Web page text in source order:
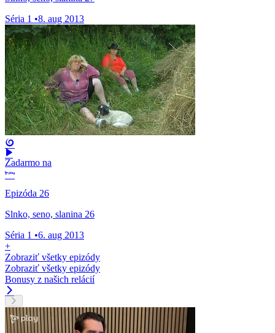
Séria 1 •8. aug 2013
Zadarmo na
Epizóda 26
Slnko, seno, slanina 26
Séria 1 •6. aug 2013
+
Zobraziť všetky epizódy
Zobraziť všetky epizódy
Bonusy z našich relácií